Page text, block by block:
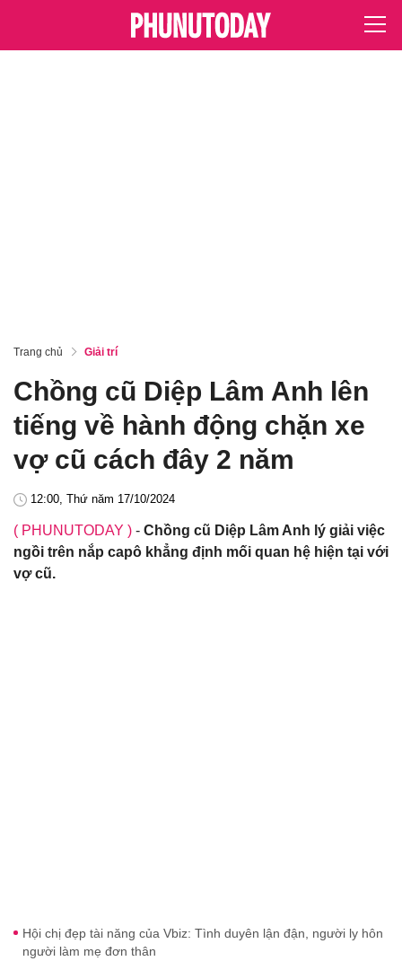
Trang chủ Giải trí
Chồng cũ Diệp Lâm Anh lên
tiếng về hành động chặn xe
vợ cũ cách đây 2 năm
12:00, Thứ năm 17/10/2024
( PHUNUTODAY ) - Chồng cũ Diệp Lâm Anh lý giải việc
ngồi trên nắp capô khẳng định mối quan hệ hiện tại với
vợ cũ.
Hội chị đẹp tài năng của Vbiz: Tình duyên lận đận, người ly hôn
người làm mẹ đơn thân